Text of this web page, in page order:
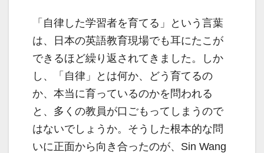
「自律した学習者を育てる」という言葉
は、日本の英語教育現場でも耳にたこが
できるほど繰り返されてきました。しか
し、「自律」とは何か、どう育てるの
か、本当に育っているのかを問われる
と、多くの教員が口ごもってしまうので
はないでしょうか。そうした根本的な問
いに正面から向き合ったのが、Sin Wang